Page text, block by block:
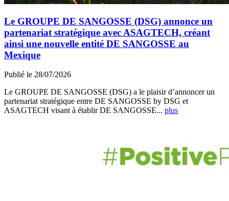
Le GROUPE DE SANGOSSE (DSG) annonce un
partenariat stratégique avec ASAGTECH, créant
ainsi une nouvelle entité DE SANGOSSE au
Mexique
Publié le 28/07/2026
Le GROUPE DE SANGOSSE (DSG) a le plaisir d’annoncer un
partenariat stratégique entre DE SANGOSSE by DSG et
ASAGTECH visant à établir DE SANGOSSE... plus